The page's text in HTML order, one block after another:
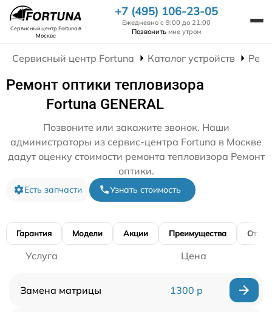
Сервисный центр Fortunaв
Москве
+7 (495) 106-23-05
Ежедневно с 9:00 до 21:00
Позвонить мне утром
Сервисный центр Fortuna Каталог устройств
Ремонт оптики тепловизора
Fortuna GENERAL
Позвоните или закажите звонок. Наши
администраторы из сервис-центра Fortuna в Москве
дадут оценку стоимости ремонта тепловизора Ремонт
оптики.
Есть запчасти Узнать стоимость
Гарантия Модели Акции Преимущества
Услуга Цена
Замена матрицы 1300 р